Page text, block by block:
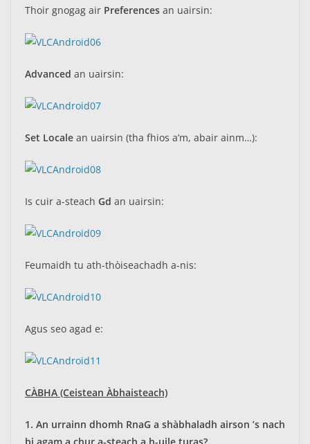
Thoir gnogag air Preferences an uairsin:
Advanced an uairsin:
Set Locale an uairsin (tha fhios a’m, abair ainm…):
Is cuir a-steach Gd an uairsin:
Feumaidh tu ath-thòiseachadh a-nis:
Agus seo agad e:
CÀBHA (Ceistean Àbhaisteach)
1. An urrainn dhomh RnaG a shàbhaladh airson ’s nach